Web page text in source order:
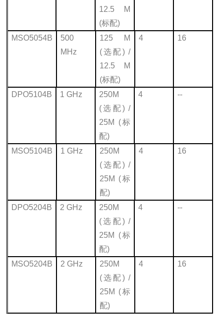
12.5 M
(标配)
MSO5054B
500
MHz
125 M
(选配) /
12.5 M
(标配)
4 16
DPO5104B 1 GHz
250M
(选配) /
25M (标
配)
4 --
MSO5104B 1 GHz
250M
(选配) /
25M (标
配)
4 16
DPO5204B 2 GHz
250M
(选配) /
25M (标
配)
4 --
MSO5204B 2 GHz
250M
(选配) /
25M (标
配)
4 16